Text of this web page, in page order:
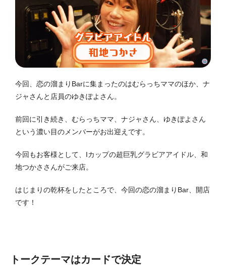
今回、恋の溜まりBarに集まったのはむらっちママのほか、ナ
ジャさんと店員のゆきぽよさん。
前回に引き続き、むらっちママ、ナジャさん、ゆきぽよさん
という濃い目のメンバーがお出迎えです。
今回もお客様として、Iカップの超巨乳グラビアアイドル、和
地つかささんがご来店。
はじまりの乾杯をしたところで、今回の恋の溜まりBar、開店
です！
トークテーマはカードで決定